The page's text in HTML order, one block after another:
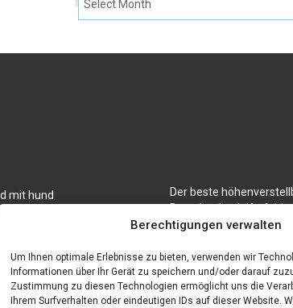
Berechtigungen verwalten
Um Ihnen optimale Erlebnisse zu bieten, verwenden wir
Informationen über Ihr Gerät zu speichern und/oder darauf
Zustimmung zu diesen Technologien ermöglicht uns die
Ihrem Surfverhalten oder eindeutigen IDs auf dieser Website.
mit hund
Partner für CNC
über die
Der beste
Branchenbuch Krefeld